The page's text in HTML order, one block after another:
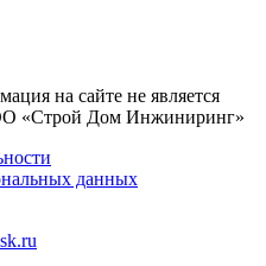
на сайте не является
«Строй Дом Инжиниринг»
данных